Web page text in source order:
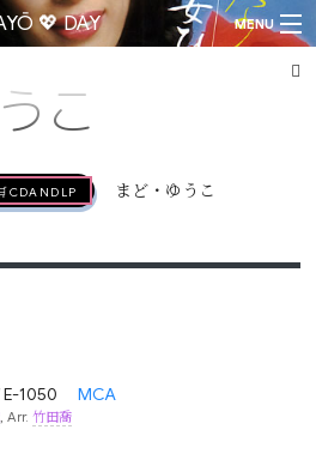
💖 DAY MENU
こ
まど・ゆうこ
1050 MCA
, Arr.竹田喬